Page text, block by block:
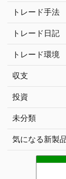
トレード手法
トレード日記
トレード環境
収支
投資
未分類
気になる新製